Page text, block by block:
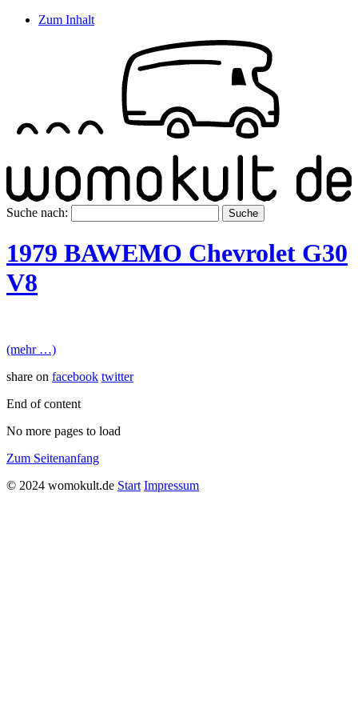
Zum Inhalt
Suche nach:
1979 BAWEMO Chevrolet G30
V8
(mehr …)
share on facebook twitter
End of content
No more pages to load
Zum Seitenanfang
© 2024 womokult.de Start Impressum